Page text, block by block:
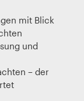
mit Blick
und
– der